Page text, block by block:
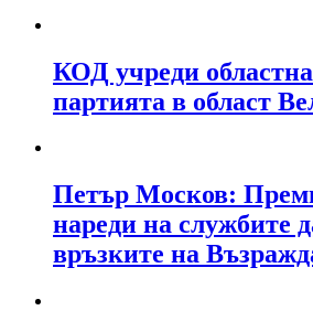
КОД учреди
партията в област
Петър Москов:
нареди на службите
връзките на